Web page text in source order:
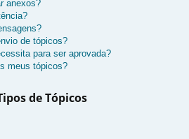
anexos?
de tópicos?
para ser aprovada?
meus tópicos?
de Tópicos